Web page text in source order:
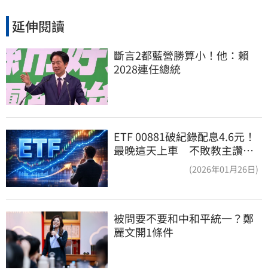
延伸閱讀
斷言2都藍營勝算小！他：賴
2028連任總統
ETF 00881破紀錄配息4.6元！
最晚這天上車 不敗教主讚：
(2026年01月26日)
被問要不要和中和平統一？鄭
麗文開1條件